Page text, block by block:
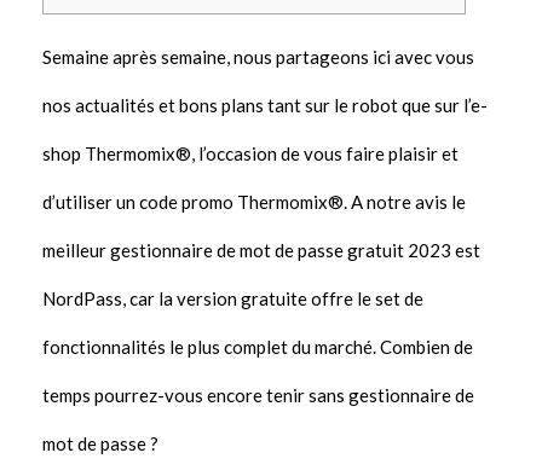
Semaine après semaine, nous partageons ici avec vous
nos actualités et bons plans tant sur le robot que sur l’e-
shop Thermomix®, l’occasion de vous faire plaisir et
d’utiliser un code promo Thermomix®. A notre avis le
meilleur gestionnaire de mot de passe gratuit 2023 est
NordPass, car la version gratuite offre le set de
fonctionnalités le plus complet du marché. Combien de
temps pourrez-vous encore tenir sans gestionnaire de
mot de passe ?